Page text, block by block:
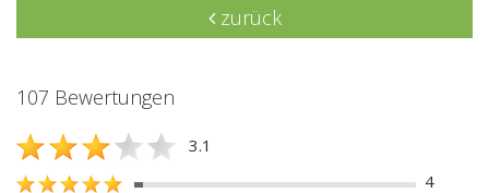
zurück
107 Bewertungen
3.1
4